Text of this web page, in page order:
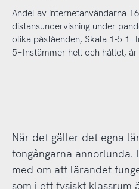
Andel av internetanvändarna
distansundervisning under
olika påståenden, Skala 1-5
5=Instämmer helt och hållet,
När det gäller det egna
tongångarna annorlunda.
med om att lärandet
som i ett fysiskt klassrum